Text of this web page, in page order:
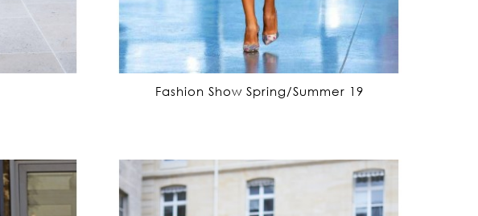
Fashion Show Spring/Summer 19